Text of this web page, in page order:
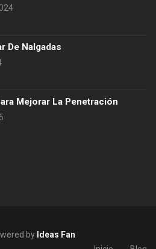
De Nalgadas
Mejorar La Penetración
by Ideas Fan